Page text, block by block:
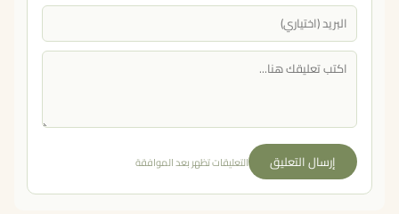
إرسال التعليق التعليقات تظهر بعد الموافقة